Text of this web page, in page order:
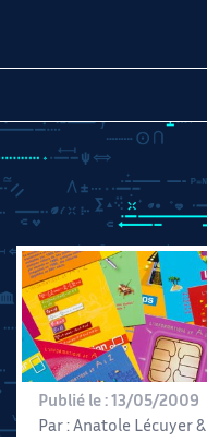
Publié le : 13/05/2009
Par : Anatole Lécuyer &